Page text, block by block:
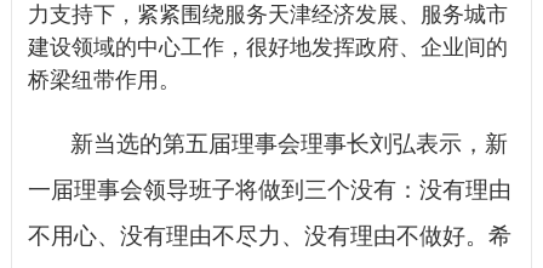
力支持下，紧紧围绕服务天津经济发展、服务城市
建设领域的中心工作，很好地发挥政府、企业间的
桥梁纽带作用。
新当选的第五届理事会理事长刘弘表示，新
一届理事会领导班子将做到三个没有：没有理由
不用心、没有理由不尽力、没有理由不做好。希